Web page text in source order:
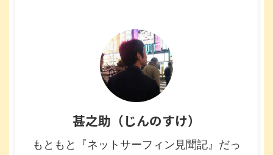
甚之助（じんのすけ）
もともと『ネットサーフィン見聞記』だっ